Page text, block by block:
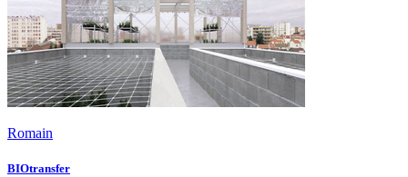
Romain
BIOtransfer